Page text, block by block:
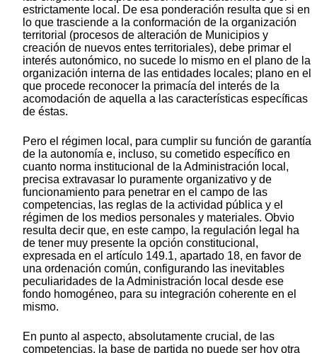
estrictamente local. De esa ponderación resulta que si en
lo que trasciende a la conformación de la organización
territorial (procesos de alteración de Municipios y
creación de nuevos entes territoriales), debe primar el
interés autonómico, no sucede lo mismo en el plano de la
organización interna de las entidades locales; plano en el
que procede reconocer la primacía del interés de la
acomodación de aquella a las características específicas
de éstas.
Pero el régimen local, para cumplir su función de garantía
de la autonomía e, incluso, su cometido específico en
cuanto norma institucional de la Administración local,
precisa extravasar lo puramente organizativo y de
funcionamiento para penetrar en el campo de las
competencias, las reglas de la actividad pública y el
régimen de los medios personales y materiales. Obvio
resulta decir que, en este campo, la regulación legal ha
de tener muy presente la opción constitucional,
expresada en el artículo 149.1, apartado 18, en favor de
una ordenación común, configurando las inevitables
peculiaridades de la Administración local desde ese
fondo homogéneo, para su integración coherente en el
mismo.
En punto al aspecto, absolutamente crucial, de las
competencias, la base de partida no puede ser hoy otra